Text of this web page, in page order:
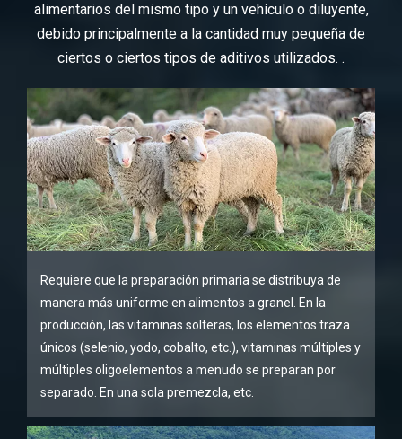
alimentarios del mismo tipo y un vehículo o diluyente,
debido principalmente a la cantidad muy pequeña de
ciertos o ciertos tipos de aditivos utilizados. .
Requiere que la preparación primaria se distribuya de
manera más uniforme en alimentos a granel. En la
producción, las vitaminas solteras, los elementos traza
únicos (selenio, yodo, cobalto, etc.), vitaminas múltiples y
múltiples oligoelementos a menudo se preparan por
separado. En una sola premezcla, etc.